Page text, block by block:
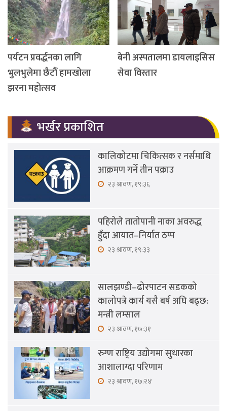
पर्यटन प्रवर्द्धनका लागि
भुलभुलेमा छैटौँ हामखोला
झरना महोत्सव
बेनी अस्पतालमा डायलाइसिस
सेवा विस्तार
भर्खर प्रकाशित
कालिकोटमा चिकित्सक र नर्समाथि
आक्रमण गर्ने तीन पक्राउ
२३ श्रावण, १९:३६
पहिरोले तातोपानी नाका अवरुद्ध
हुँदा आयात–निर्यात ठप्प
२३ श्रावण, १९:३३
सालझण्डी–ढोरपाटन सडकको
कालोपत्रे कार्य यसै बर्ष अघि बढ्छ:
मन्त्री लम्साल
२३ श्रावण, १७:३१
रुग्ण राष्ट्रिय उद्योगमा सुधारका
आशालाग्दा परिणाम
२३ श्रावण, १७:२४